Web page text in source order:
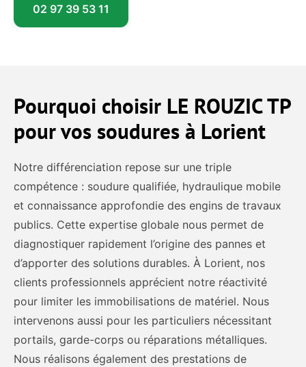
02 97 39 53 11
Pourquoi choisir LE ROUZIC TP
pour vos soudures à Lorient
Notre différenciation repose sur une triple
compétence : soudure qualifiée, hydraulique mobile
et connaissance approfondie des engins de travaux
publics. Cette expertise globale nous permet de
diagnostiquer rapidement l’origine des pannes et
d’apporter des solutions durables. À Lorient, nos
clients professionnels apprécient notre réactivité
pour limiter les immobilisations de matériel. Nous
intervenons aussi pour les particuliers nécessitant
portails, garde-corps ou réparations métalliques.
Nous réalisons également des prestations de